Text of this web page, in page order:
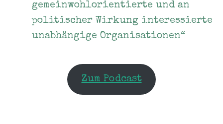
gemeinwohlorientierte und an
politischer Wirkung interessierte
unabhängige Organisationen“
Zum Podcast